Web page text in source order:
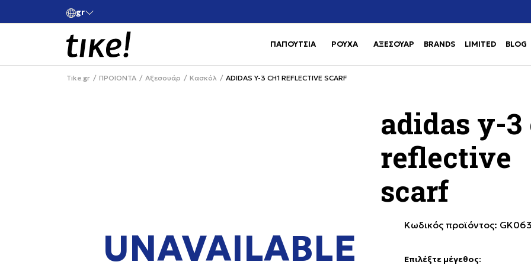
grΚάνε εγγραφή και κέρδισε -10% στην πρώτη σου αγορά
ΠΑΠΟΥΤΣΙΑ Use shift+Enter to open or close
ΡΟΥΧΑ Use shift+Enter to open or close
ΑΞΕΣΟΥΑΡ BRANDS LIMITED BLOG
Tike.gr ΠΡΟΙΟΝΤΑ Αξεσουάρ Κασκόλ ADIDAS Y-3 CH1 REFLECTIVE SCARF
UNAVAILABLE
adidas y-3
reflective
scarf
Κωδικός προϊόντος:
Επιλέξτε μέγεθος: